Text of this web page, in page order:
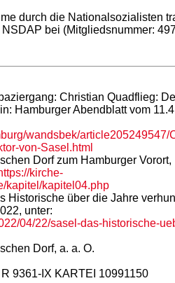
durch die Nationalsozialisten
bei (Mitgliedsnummer:
Christian Quadflieg:
Hamburger Abendblatt vom
wandsbek/article205249547/
von-Sasel.html
Dorf zum Hamburger Vorort,
kirche-
kapitel/kapitel04.php
Historische über die Jahre
unter:
04/22/sasel-das-historische-
Dorf, a. a. O.
9361-IX KARTEI 10991150